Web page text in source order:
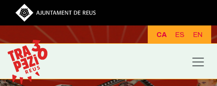
Vés al contingut
CA ES EN